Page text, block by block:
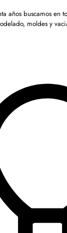
años buscamos en
moldes y